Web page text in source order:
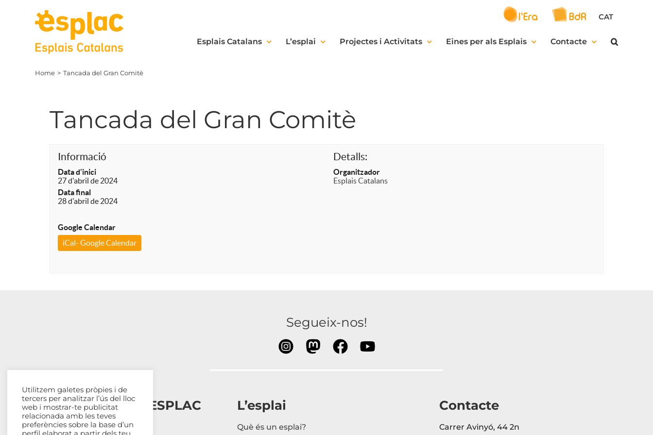
CAT
Esplais Catalans L’esplai Projectes i Activitats Eines per als Esplais Contacte
Home Tancada del Gran Comitè
Tancada del Gran Comitè
Informació
Data d'inici
27 d'abril de 2024
Data final
28 d'abril de 2024
Google Calendar
iCal- Google Calendar
Detalls:
Organitzador
Esplais Catalans
Segueix-nos!
Esplais Catalans, ESPLAC
Qui som
L’esplai
Què és un esplai?
Contacte
Carrer Avinyó, 44 2n
Utilitzem galetes pròpies i de
tercers per analitzar l’ús del lloc
web i mostrar-te publicitat
relacionada amb les teves
preferències sobre la base d’un